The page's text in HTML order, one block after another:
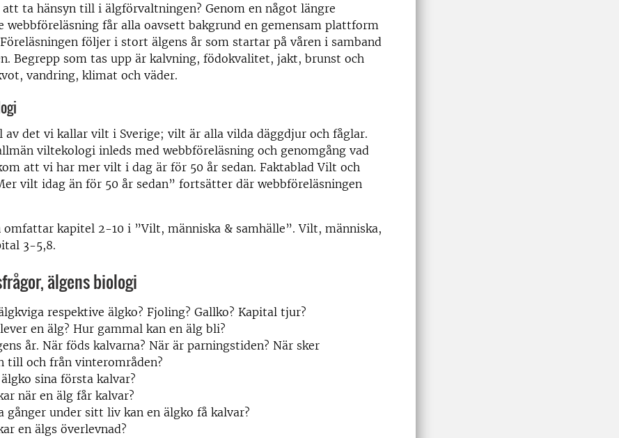
ta hänsyn till i älgförvaltningen? Genom en något längre
webbföreläsning får alla oavsett bakgrund en gemensam plattform
följer i stort älgens år som startar på våren i samband
Begrepp som tas upp är kalvning, födokvalitet, jakt, brunst och
vandring, klimat och väder.
av det vi kallar vilt i Sverige; vilt är alla vilda däggdjur och fåglar.
viltekologi inleds med webbföreläsning och genomgång vad
att vi har mer vilt i dag är för 50 år sedan. Faktablad Vilt och
vilt idag än för 50 år sedan” fortsätter där webbföreläsningen
omfattar kapitel 2-10 i ”Vilt, människa & samhälle”. Vilt, människa,
3-5,8.
älgens biologi
respektive älgko? Fjoling? Gallko? Kapital tjur?
en älg? Hur gammal kan en älg bli?
år. När föds kalvarna? När är parningstiden? När sker
till och från vinterområden?
sina första kalvar?
när en älg får kalvar?
gånger under sitt liv kan en älgko få kalvar?
en älgs överlevnad?